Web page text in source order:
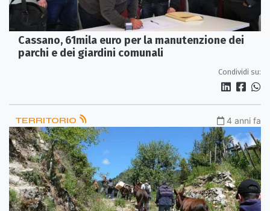
Cassano, 61mila euro per la manutenzione dei
parchi e dei giardini comunali
Condividi su:
TERRITORIO 4 anni fa